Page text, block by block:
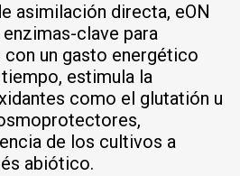
asimilación directa, eON
clave para
un gasto energético
estimula la
como el glutatión u
de los cultivos a
abiótico.